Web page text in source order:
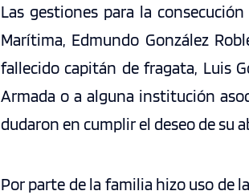
Las gestiones para la
Marítima, Edmundo González
fallecido capitán de fragata, Luis
Armada o a alguna institución
dudaron en cumplir el deseo de su
Por parte de la familia hizo uso de